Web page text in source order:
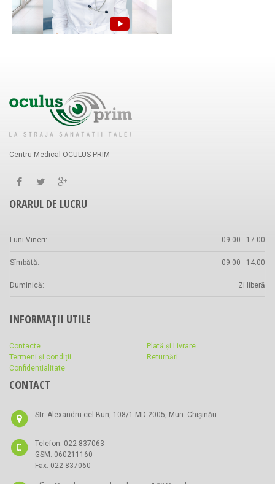
Centru Medical OCULUS PRIM
ORARUL DE LUCRU
Luni-Vineri: 09.00 - 17.00
Sîmbătă: 09.00 - 14.00
Duminică: Zi liberă
INFORMAȚII UTILE
Contacte
Termeni și condiții
Confidențialitate
Plată și Livrare
Returnări
CONTACT
Str. Alexandru cel Bun, 108/1 MD-2005, Mun. Chișinău
Telefon: 022 837063
GSM: 060211160
Fax: 022 837060